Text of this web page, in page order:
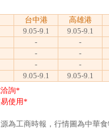
台中港 高雄港
9.05-9.1
9.05-9.1
-
-
-
-
-
-
9.05-9.1
9.05-9.1
詢*
使用*
為工商時報，行情圖為中華